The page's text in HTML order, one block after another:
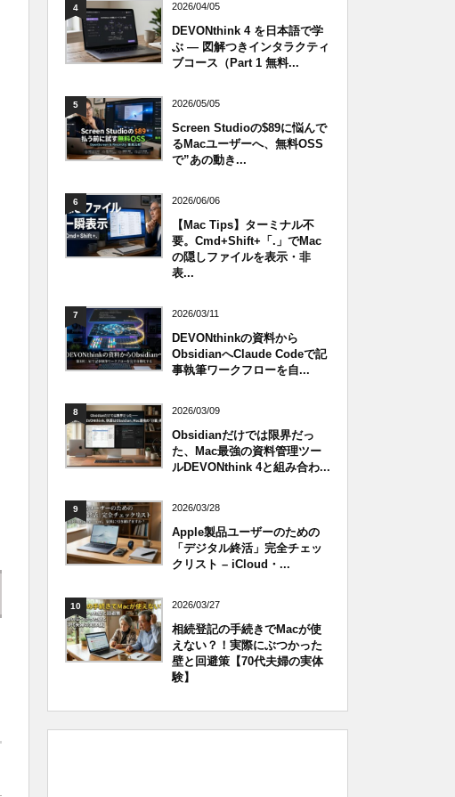
4 2026/04/05
DEVONthink 4 を日本語で学
ぶ — 図解つきインタラクティ
ブコース（Part 1 無料...
5 2026/05/05
Screen Studioの$89に悩んで
るMacユーザーへ、無料OSS
で”あの動き...
6 2026/06/06
【Mac Tips】ターミナル不
要。Cmd+Shift+「.」でMac
の隠しファイルを表示・非
表...
7 2026/03/11
DEVONthinkの資料から
ObsidianへClaude Codeで記
事執筆ワークフローを自...
8 2026/03/09
Obsidianだけでは限界だっ
た、Mac最強の資料管理ツー
ルDEVONthink 4と組み合わ...
9 2026/03/28
Apple製品ユーザーのための
「デジタル終活」完全チェッ
クリスト – iCloud・...
10 2026/03/27
相続登記の手続きでMacが使
えない？！実際にぶつかった
壁と回避策【70代夫婦の実体
験】